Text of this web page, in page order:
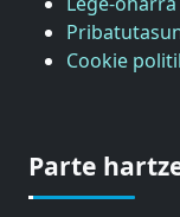
Cookie
Parte
GIPUZKOAKO
DONOSTIAKO
AHOLKU